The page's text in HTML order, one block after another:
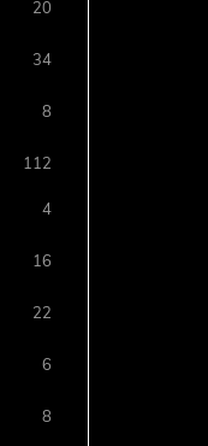
20
34
8
112
4
16
22
6
8